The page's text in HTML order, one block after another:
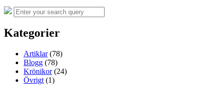
Search
for:
Search
Kategorier
Artiklar(78)
Blogg (78)
Krönikor(24)
Övrigt (1)